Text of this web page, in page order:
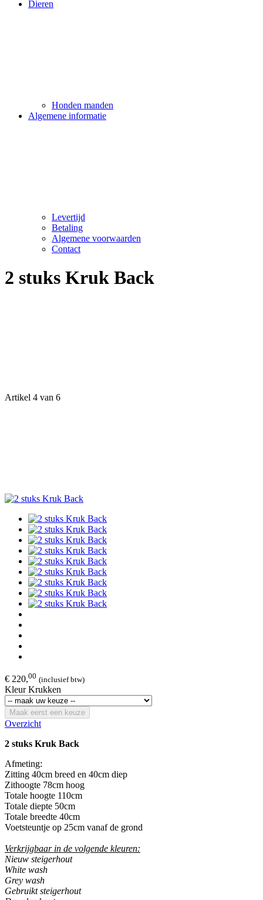
Dieren
Honden manden
Algemene informatie
Levertijd
Betaling
Algemene voorwaarden
Contact
2 stuks Kruk Back
Artikel 4 van 6
€ 220,00 (inclusief btw)
Kleur Krukken
Maak eerst een keuze
Overzicht
2 stuks Kruk Back
Afmeting:
Zitting 40cm breed en 40cm diep
Zithoogte 78cm hoog
Totale hoogte 110cm
Totale diepte 50cm
Totale breedte 40cm
Voetsteuntje op 25cm vanaf de grond
Verkrijgbaar in de volgende kleuren:
Nieuw steigerhout
White wash
Grey wash
Gebruikt steigerhout